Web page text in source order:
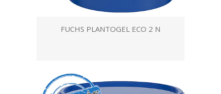
FUCHS PLANTOGEL ECO 2 N